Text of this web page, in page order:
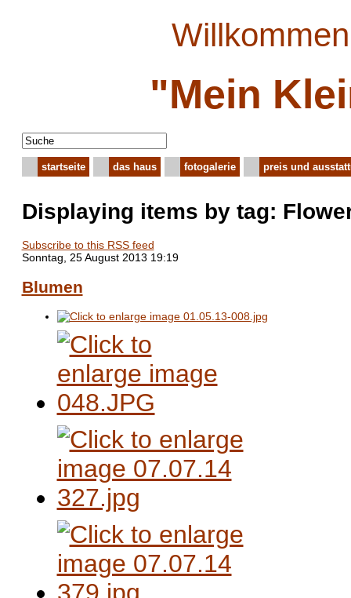
"Mein
startseite das haus fotogalerie preis und
Displaying items by tag:
Subscribe to this RSS feed
Sonntag, 25 August 2013 19:19
Blumen